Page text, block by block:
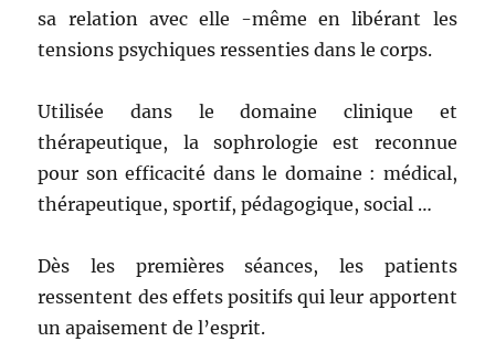
sa relation avec elle -même en libérant les
tensions psychiques ressenties dans le corps.
Utilisée dans le domaine clinique et
thérapeutique, la sophrologie est reconnue
pour son efficacité dans le domaine : médical,
thérapeutique, sportif, pédagogique, social …
Dès les premières séances, les patients
ressentent des effets positifs qui leur apportent
un apaisement de l’esprit.